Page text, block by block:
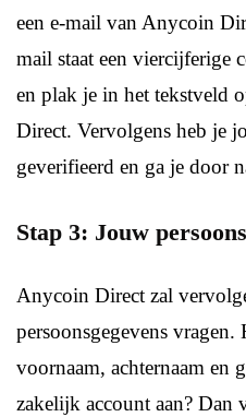
een e-mail van Anycoin
mail staat een viercijferige
en plak je in het tekstveld
Direct. Vervolgens heb je
geverifieerd en ga je door
Stap 3: Jouw
Anycoin Direct zal
persoonsgegevens vragen.
voornaam, achternaam en
zakelijk account aan? Dan